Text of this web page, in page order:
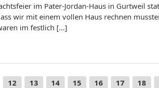
im Pater-Jordan-Haus in Gurtweil
wir mit einem vollen Haus rechnen
im festlich […]
12 13 14 15 16 17 18